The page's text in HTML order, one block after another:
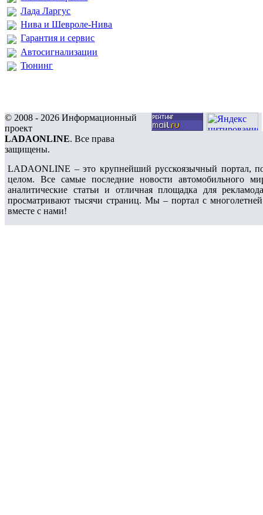
Лада Ларгус
Нива и Шевроле-Нива
Гарантия и сервис
Автосигнализации
Тюнинг
© 2008 - 2026 Информационный
проект
LADAONLINE. Все права
защищены.
LADAONLINE – это крупнейший русскоязычный портал,
целом. Все самые последние новости автомобильного
аналитические статьи и отличная площадка для
просматривают тысячи страниц. Мы – портал с
вместе с нами!